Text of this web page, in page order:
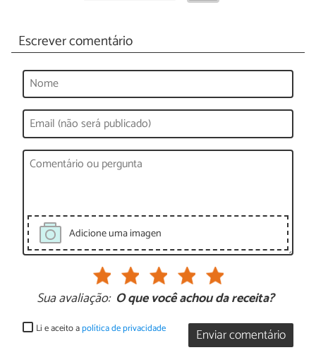
Escrever comentário
Adicione uma imagen
Sua avaliação: O que você achou da receita?
Enviar comentário
Li e aceito apolítica de privacidade